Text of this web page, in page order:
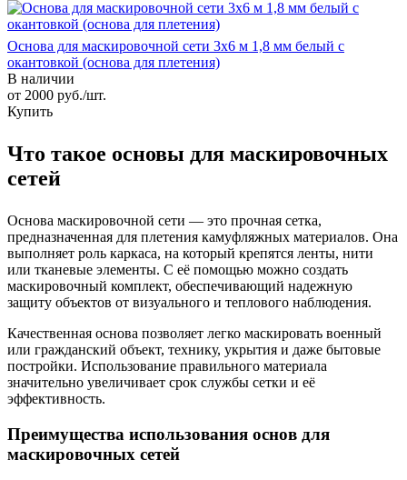
Основа для маскировочной сети 3х6 м 1,8 мм белый с
окантовкой (основа для плетения)
В наличии
от 2000 руб./шт.
Купить
Что такое основы для маскировочных
сетей
Основа маскировочной сети — это прочная сетка,
предназначенная для плетения камуфляжных материалов. Она
выполняет роль каркаса, на который крепятся ленты, нити
или тканевые элементы. С её помощью можно создать
маскировочный комплект, обеспечивающий надежную
защиту объектов от визуального и теплового наблюдения.
Качественная основа позволяет легко маскировать военный
или гражданский объект, технику, укрытия и даже бытовые
постройки. Использование правильного материала
значительно увеличивает срок службы сетки и её
эффективность.
Преимущества использования основ для
маскировочных сетей